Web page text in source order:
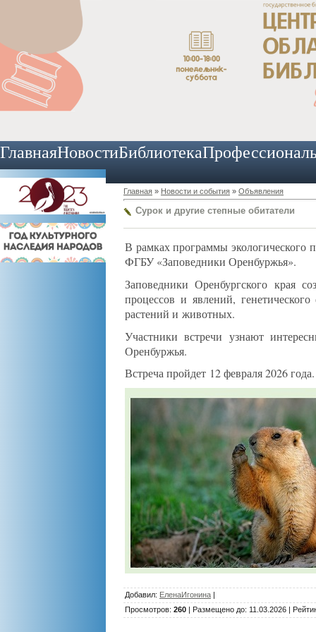
ГлавнаяНовостиБиблиотека
Главная » Новости и события » Объявления
Сурок и другие степные обитатели
В рамках программы экологического
ФГБУ «Заповедники Оренбуржья».
Заповедники Оренбургского края
процессов и явлений,
растений и животных.
Участники встречи узнают
Оренбуржья.
Встреча пройдет 12 февраля 2026 года.
Добавил: ЕленаИгонина |
Просмотров: 260 | Размещено до: 11.03.2026 |